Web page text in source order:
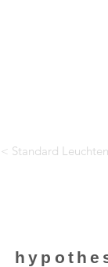
< Standard Leuchten